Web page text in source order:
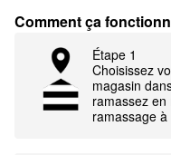
Comment ça
Étape 1
Choisissez
magasin
ramassez
ramassage à